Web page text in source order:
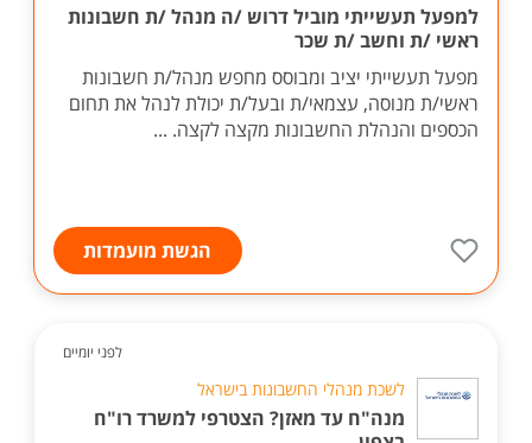
למפעל תעשייתי מוביל דרוש /ה מנהל /ת חשבונות
ראשי /ת וחשב /ת שכר
מפעל תעשייתי יציב ומבוסס מחפש מנהל/ת חשבונות
ראשי/ת מנוסה, עצמאי/ת ובעל/ת יכולת לנהל את תחום
הכספים והנהלת החשבונות מקצה לקצה. ...
הגשת מועמדות
לפני יומיים
לשכת מנהלי החשבונות בישראל
מנה"ח עד מאזן? הצטרפי למשרד רו"ח